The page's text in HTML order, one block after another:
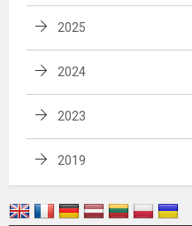
2025
2024
2023
2019